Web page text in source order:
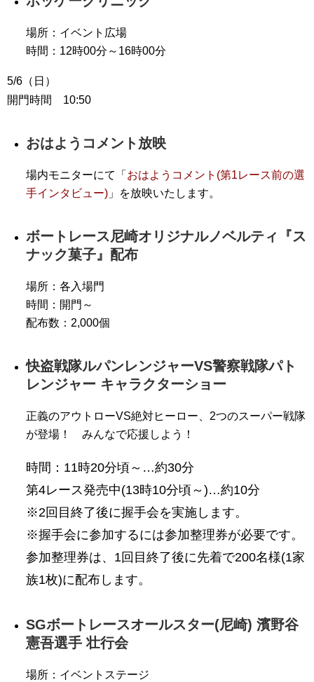
場所：イベント広場
時間：12時00分～16時00分
5/6（日）
開門時間 10:50
おはようコメント放映
場内モニターにて「 おはようコメント(第1レース前の選
手インタビュー) 」を放映いたします。
ボートレース尼崎オリジナルノベルティ『ス
ナック菓子』配布
場所：各入場門
時間：開門～
配布数：2,000個
快盗戦隊ルパンレンジャーVS警察戦隊パト
レンジャー キャラクターショー
正義のアウトローVS絶対ヒーロー、2つのスーパー戦隊
が登場！ みんなで応援しよう！
時間：11時20分頃～…約30分
第4レース発売中(13時10分頃～)…約10分
※2回目終了後に握手会を実施します。
※握手会に参加するには参加整理券が必要です。
参加整理券は、1回目終了後に先着で200名様(1家
族1枚)に配布します。
SGボートレースオールスター(尼崎) 濱野谷
憲吾選手 壮行会
場所：イベントステージ